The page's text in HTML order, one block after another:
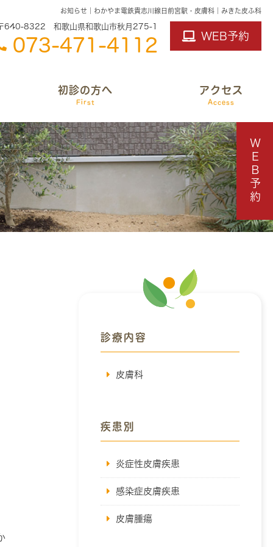
お知らせ｜わかやま電鉄貴志川線日前宮駅・皮膚科｜みきた皮ふ科
640-8322 和歌山県和歌山市秋月275-1
073-471-4112 WEB予約
初診の方へ
First
アクセス
Access
ＷＥＢ予約
診療内容
皮膚科
疾患別
炎症性皮膚疾患
感染症皮膚疾患
皮膚腫瘍